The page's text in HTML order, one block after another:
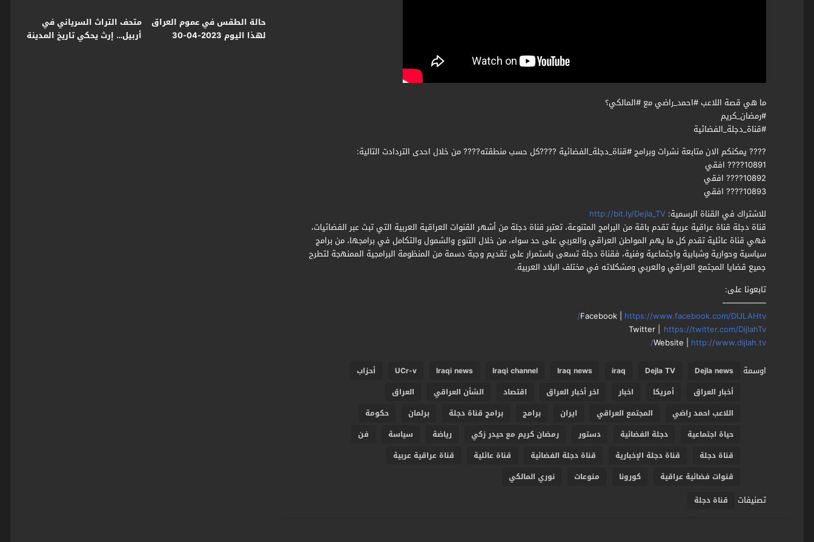
ما هي قصة اللاعب #احمد_راضي مع #المالكي؟
#رمضان_كريم
#قناة_دجلة_الفضائية
???? يمكنكم الان متابعة نشرات وبرامج #قناة_دجلة_الفضائية ????كل حسب منطقته???? من خلال احدى التردادت التالية:
10891???? افقي
10892???? افقي
10893???? افقي
للاشتراك في القناة الرسمية:http://bit.ly/Dejla_TV
قناة دجلة قناة عراقية عربية تقدم باقة من البرامج المتنوعة، تعتبر قناة دجلة من أشهر القنوات العراقية العربية التي تبث عبر الفضائيات،
فهي قناة عائلية تقدم كل ما يهم المواطن العراقي والعربي على حد سواء، من خلال التنوع والشمول والتكامل في برامجها، من برامج
سياسية وحوارية وشبابية واجتماعية وفنية، فقناة دجلة تسعى باستمرار على تقديم وجبة دسمة من المنظومة البرامجية الممنهجة لتطرح
جميع قضايا المجتمع العراقي والعربي ومشكلاته في مختلف البلاد العربية.
تابعونا على:
—————–
Facebook | https://www.facebook.com/DIJLAHtv/
Twitter | https://twitter.com/DijlahTv
Website | http://www.dijlah.tv/
اوسمة
Dejla news
Dejla TV
iraq
Iraq news
Iraqi channel
Iraqi news
UCr-v
أحزاب
أخبار العراق
أمريكا اخبار اخر أخبار العراق اقتصاد الشأن العراقي
العراق
اللاعب احمد راضي
المجتمع العراقي ايران برامج برامج قناة دجلة برلمان
حكومة
حياة اجتماعية
دجلة الفضائية دستور رمضان كريم مع حيدر زكي رياضة سياسة
فن
قناة دجلة
قناة دجلة الإخبارية قناة دجلة الفضائية قناة عائلية
قناة عراقية عربية
قنوات فضائية عراقية
كورونا منوعات نوري المالكي
تصنيفات قناة دجلة
حالة الطقس في عموم العراق
لهذا اليوم 2023-04-30
متحف التراث السرياني في
أربيل… إرث يحكي تاريخ المدينة